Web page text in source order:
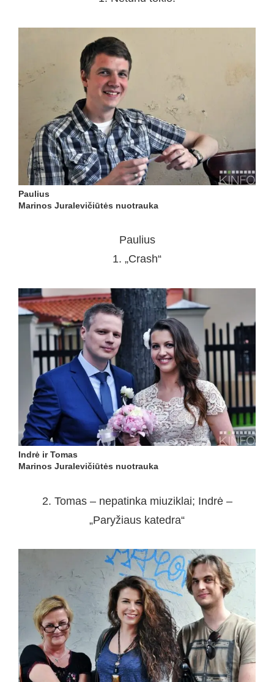
Paulius
Marinos Juralevičiūtės nuotrauka
Paulius
1. „Crash“
Indrė ir Tomas
Marinos Juralevičiūtės nuotrauka
2. Tomas – nepatinka miuziklai; Indrė –
„Paryžiaus katedra“